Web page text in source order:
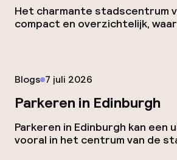
Het charmante stadscentrum
compact en overzichtelijk,
stad die je moeiteloos van A
Ontdek hier alle tips voor het
vervoer in Edinburgh. Bussen
Blogs Gepubliceerd op
7 juli 2026
Parkeren in Edinburgh
Parkeren in Edinburgh kan een
vooral in het centrum van de